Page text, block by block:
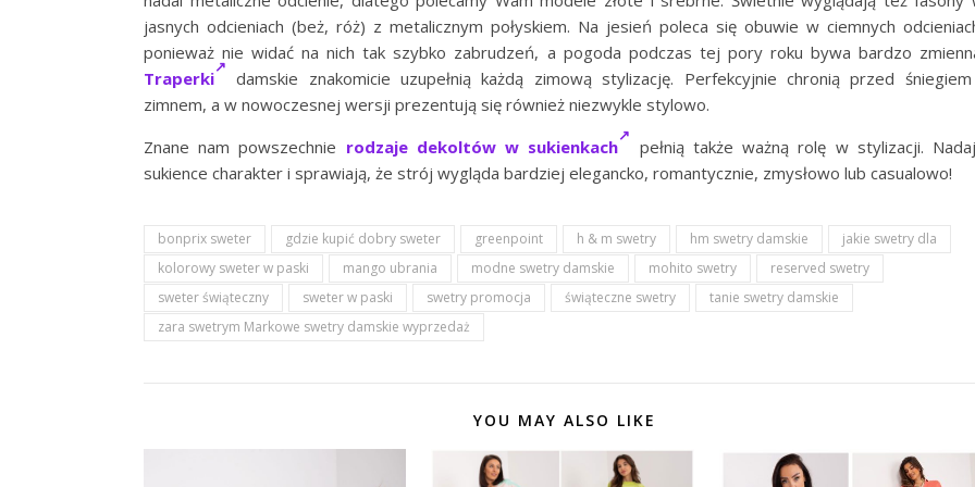
jasnych odcieniach (beż, róż) z metalicznym połyskiem. Na jesień poleca się obuwie w ciemnych
ponieważ nie widać na nich tak szybko zabrudzeń, a pogoda podczas tej pory roku bywa bardzo
Traperki
damskie znakomicie uzupełnią każdą zimową stylizację. Perfekcyjnie chronią przed
zimnem, a w nowoczesnej wersji prezentują się również niezwykle stylowo.
Znane nam powszechnie rodzaje dekoltów w sukienkach
pełnią także ważną rolę w stylizacji.
sukience charakter i sprawiają, że strój wygląda bardziej elegancko, romantycznie, zmysłowo lub casualowo!
bonprix sweter gdzie kupić dobry sweter greenpoint h & m swetry hm swetry damskie
jakie swetry dla
kolorowy sweter w paski
mango ubrania modne swetry damskie mohito swetry
reserved swetry
sweter świąteczny
sweter w paski swetry promocja świąteczne swetry
tanie swetry damskie
zara swetrym Markowe swetry damskie wyprzedaż
YOU MAY ALSO LIKE